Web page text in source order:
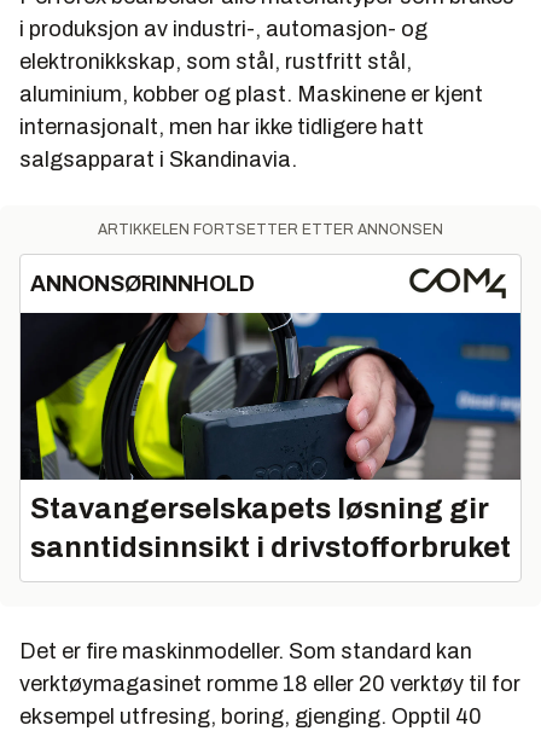
i produksjon av industri-, automasjon- og
elektronikkskap, som stål, rustfritt stål,
aluminium, kobber og plast. Maskinene er kjent
internasjonalt, men har ikke tidligere hatt
salgsapparat i Skandinavia.
ARTIKKELEN FORTSETTER ETTER ANNONSEN
ANNONSØRINNHOLD
Stavangerselskapets løsning gir
sanntidsinnsikt i drivstofforbruket
Det er fire maskinmodeller. Som standard kan
verktøymagasinet romme 18 eller 20 verktøy til for
eksempel utfresing, boring, gjenging. Opptil 40